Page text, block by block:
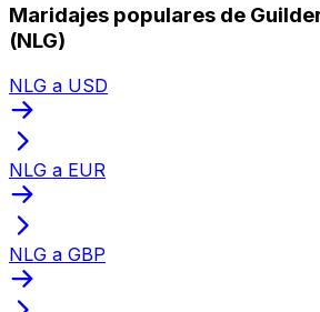
Maridajes populares de
(NLG)
NLG a USD
NLG a EUR
NLG a GBP